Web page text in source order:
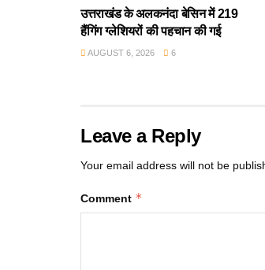
उत्तराखंड के अलकनंदा बेसिन में 219
हैंगिंग ग्लेशियरों की पहचान की गई
AUGUST 6, 2026 6
Leave a Reply
Your email address will not be
Comment *